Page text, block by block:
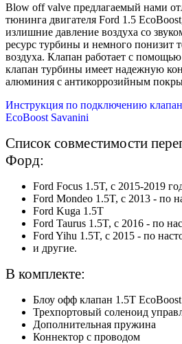
Blow off valve предлагаемый нами
тюнинга двигателя Ford 1.5
излишние давление воздуха со
ресурс турбины и немного понизит
воздуха. Клапан работает с
клапан турбины имеет надежную
алюминия с антикоррозийным
Инструкция по подключению
EcoBoost Savanini
Список совместимости
Форд:
Ford Focus 1.5T, с 2015-2019
Ford Mondeo 1.5T, с 2013 - по
Ford Kuga 1.5T
Ford Taurus 1.5T, с 2016 - по
Ford Yihu 1.5T, с 2015 - по
и другие.
В комплекте:
Блоу офф клапан 1.5T EcoBoost
Трехпортовый соленоид
Дополнительная пружина
Коннектор с проводом